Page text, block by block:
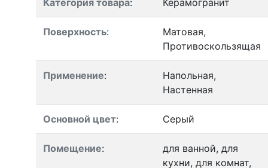
Категория товара: Керамогранит
Поверхность:
Матовая,
Противоскользящая
Применение:
Напольная,
Настенная
Основной цвет: Серый
Помещение:
для ванной, для
кухни, для комнат,